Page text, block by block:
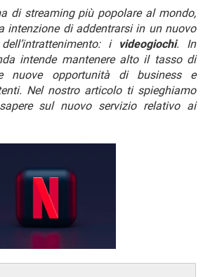
WHATSAPP
FACEBOOK
WINDOWS 10
WHATSAPP
FACEBOOK
GAMING
ANDROID
WINDOWS 10
WHATSAPP
FACEBOOK
di streaming più popolare al mondo,
intenzione di addentrarsi in un nuovo
i videogiochi. In
intende mantenere alto il tasso di
nuove opportunità di business e
Nel nostro articolo ti spieghiamo
sul nuovo servizio relativo ai